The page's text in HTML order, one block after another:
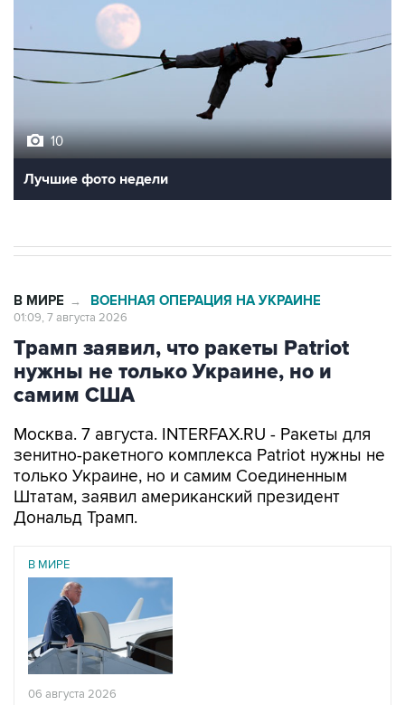
10
Лучшие фото недели
В МИРЕ → ВОЕННАЯ ОПЕРАЦИЯ НА УКРАИНЕ
01:09, 7 августа 2026
Трамп заявил, что ракеты Patriot
нужны не только Украине, но и
самим США
Москва. 7 августа. INTERFAX.RU - Ракеты для
зенитно-ракетного комплекса Patriot нужны не
только Украине, но и самим Соединенным
Штатам, заявил американский президент
Дональд Трамп.
В МИРЕ
06 августа 2026